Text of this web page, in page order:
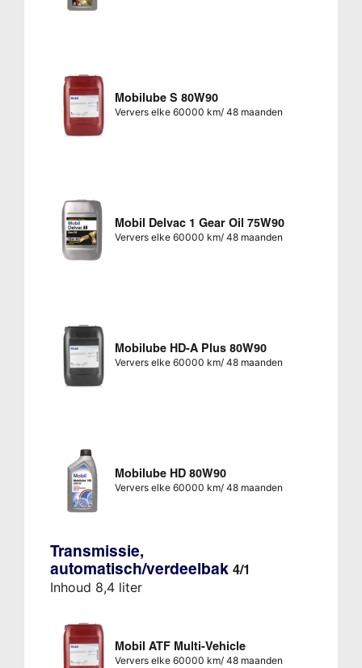
Mobilube S 80W90
Ververs elke 60000 km/ 48 maanden
Mobil Delvac 1 Gear Oil 75W90
Ververs elke 60000 km/ 48 maanden
Mobilube HD-A Plus 80W90
Ververs elke 60000 km/ 48 maanden
Mobilube HD 80W90
Ververs elke 60000 km/ 48 maanden
Transmissie,
automatisch/verdeelbak 4/1
Inhoud 8,4 liter
Mobil ATF Multi-Vehicle
Ververs elke 60000 km/ 48 maanden